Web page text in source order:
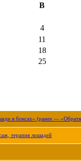
В
4
11
18
25
в боксах» (ранее —
терапия лошадей